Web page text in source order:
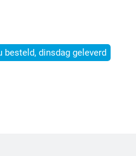
besteld, dinsdag geleverd